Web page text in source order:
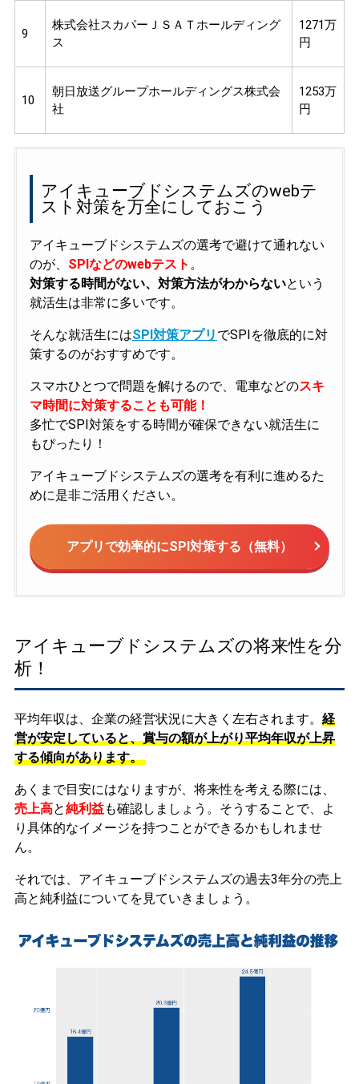
9
株式会社スカパーＪＳＡＴホールディング
ス
1271万
円
10
朝日放送グループホールディングス株式会
社
1253万
円
アイキューブドシステムズのwebテ
スト対策を万全にしておこう
アイキューブドシステムズの選考で避けて通れない
のが、 SPIなどのwebテスト 。
対策する時間がない、対策方法がわからないという
就活生は非常に多いです。
そんな就活生にはSPI対策アプリ でSPIを徹底的に対
策するのがおすすめです。
スマホひとつで問題を解けるので、電車などのスキ
マ時間に対策することも可能！
多忙でSPI対策をする時間が確保できない就活生に
もぴったり！
アイキューブドシステムズの選考を有利に進めるた
めに是非ご活用ください。
アプリで効率的にSPI対策する（無料）
アイキューブドシステムズの将来性を分
析！
平均年収は、企業の経営状況に大きく左右されます。 経
営が安定していると、賞与の額が上がり平均年収が上昇
する傾向があります。
あくまで目安にはなりますが、将来性を考える際には、
売上高と純利益も確認しましょう。そうすることで、よ
り具体的なイメージを持つことができるかもしれませ
ん。
それでは、アイキューブドシステムズの過去3年分の売上
高と純利益についてを見ていきましょう。